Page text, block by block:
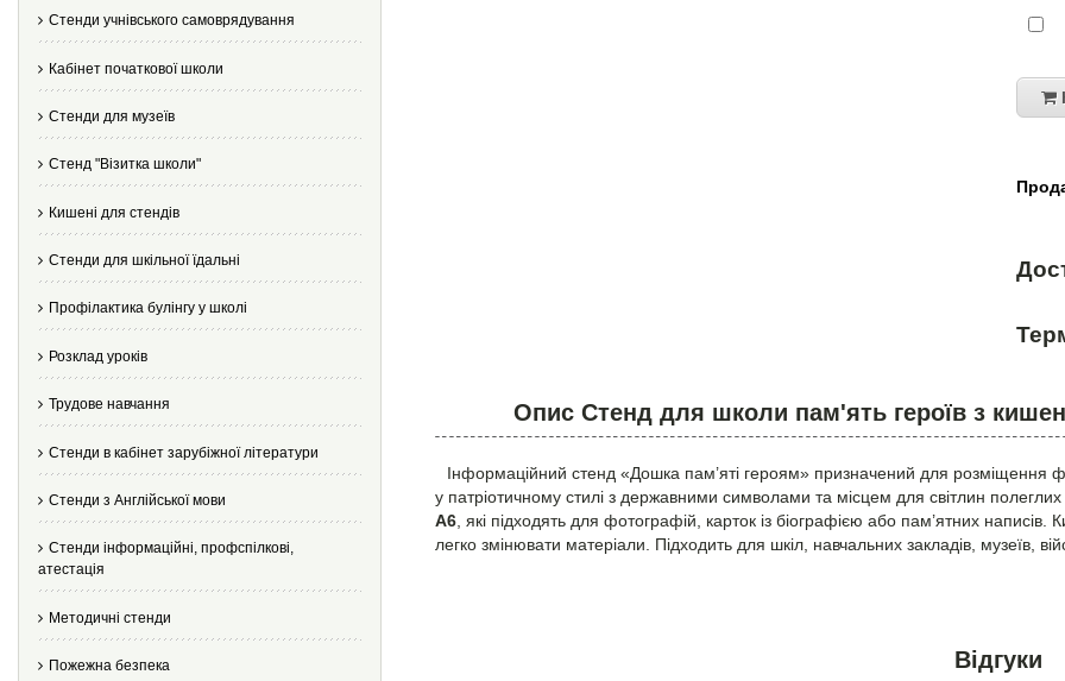
Стенди учнівського самоврядування
Кабінет початкової школи
Стенди для музеїв
Стенд "Візитка школи"
Кишені для стендів
Стенди для шкільної їдальні
Профілактика булінгу у школі
Розклад уроків
Трудове навчання
Стенди в кабінет зарубіжної літератури
Стенди з Англійської мови
Стенди інформаційні, профспілкові,
атестація
Методичні стенди
Пожежна безпека
Опис Стенд для школи пам'ять героїв з
Інформаційний стенд «Дошка пам’яті героям» призначений для розміщення
у патріотичному стилі з державними символами та місцем для світлин
A6 , які підходять для фотографій, карток із біографією або пам’ятних
легко змінювати матеріали. Підходить для шкіл, навчальних закладів, музеїв,
Відгуки